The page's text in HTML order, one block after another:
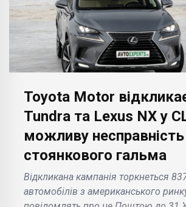
Toyota Motor
Tundra та Lexus NX у
можливу несправність
стоянкового гальма
Відкликана кампанія торкнеться
автомобілів з американського